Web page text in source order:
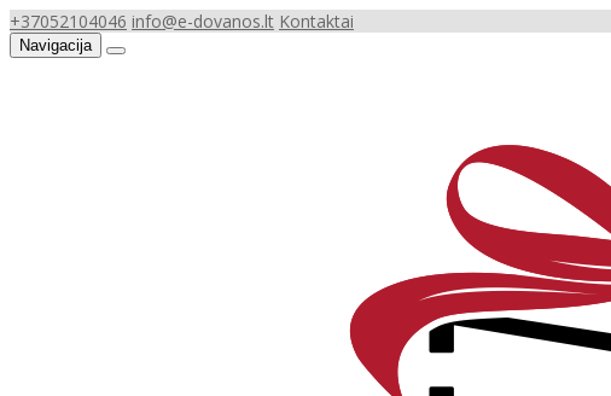
+37052104046 info@e-dovanos.lt Kontaktai
Navigacija